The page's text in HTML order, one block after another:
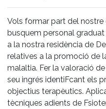
Vols formar part del nostre
busquem personal
a la nostra residència de
relatives a la promoció de
malaltia. Fer la valoració
seu ingrés identiFcant els
objectius terapèutics.
tècniques adients de